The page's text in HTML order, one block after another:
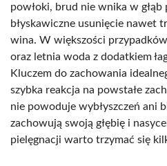
powłoki, brud nie wnika w
błyskawiczne usunięcie nawet
wina. W większości
oraz letnia woda z dodatkiem
Kluczem do zachowania
szybka reakcja na powstałe
nie powoduje wybłyszczeń ani
zachowują swoją głębię i
pielęgnacji warto trzymać się